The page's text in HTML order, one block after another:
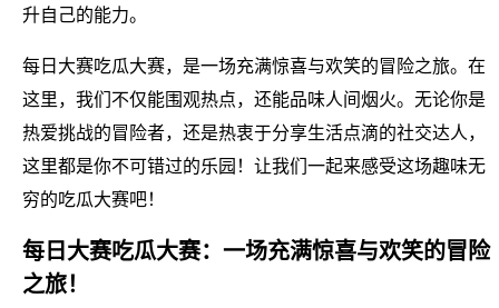
升自己的能力。
每日大赛吃瓜大赛，是一场充满惊喜与欢笑的冒险之旅。在
这里，我们不仅能围观热点，还能品味人间烟火。无论你是
热爱挑战的冒险者，还是热衷于分享生活点滴的社交达人，
这里都是你不可错过的乐园！让我们一起来感受这场趣味无
穷的吃瓜大赛吧！
每日大赛吃瓜大赛：一场充满惊喜与欢笑的冒险
之旅！